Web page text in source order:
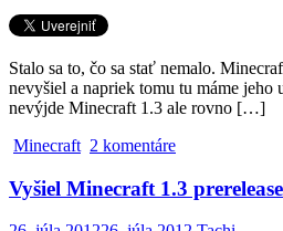
Stalo sa to, čo sa stať nemalo.
nevyšiel a napriek tomu tu máme jeho
nevýjde Minecraft 1.3 ale rovno […]
Minecraft 2 komentáre
Vyšiel Minecraft 1.3 prerelease